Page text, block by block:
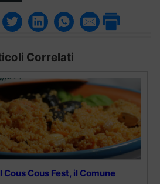
Correlati
Cous Fest, il Comune